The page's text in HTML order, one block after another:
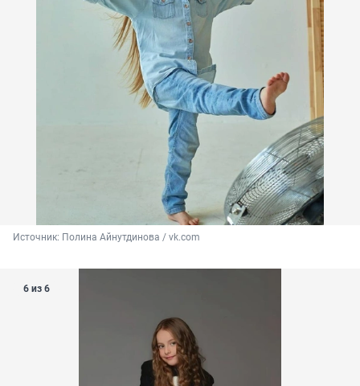
Источник: Полина Айнутдинова / vk.com
6 из 6